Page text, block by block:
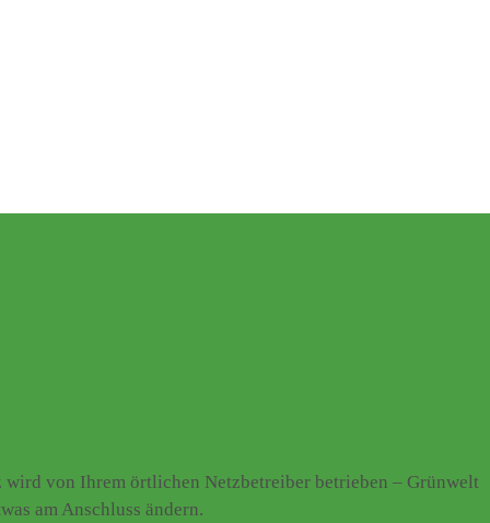
von Ihrem örtlichen Netzbetreiber betrieben – Grünwelt
am Anschluss ändern.